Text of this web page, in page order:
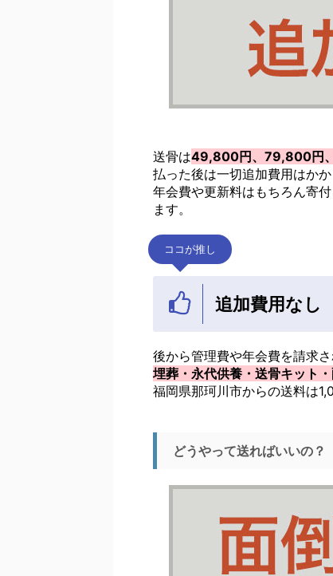
送骨は49,800円、79,800円
払った後は一切追加費用はかか
年会費や更新料はもちろん寄
ます。
ココが推し
追加費用なし
後から管理費や年会費を請求さ
埋葬・永代供養・送骨キット
福岡県那珂川市からの送料は
どうやって送ればいいの？